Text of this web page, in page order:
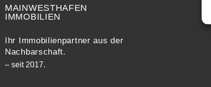
MAINWESTHAFEN
IMMOBILIEN
Ihr Immobilienpartner aus der
Nachbarschaft.
– seit 2017.